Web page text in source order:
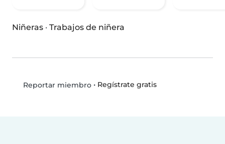
Niñeras · Trabajos de niñera
Reportar miembro• Regístrate gratis